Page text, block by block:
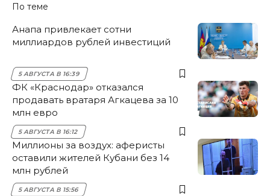
По теме
Анапа привлекает сотни
миллиардов рублей инвестиций
5 АВГУСТА В 16:39
ФК «Краснодар» отказался
продавать вратаря Агкацева за 10
млн евро
5 АВГУСТА В 16:12
Миллионы за воздух: аферисты
оставили жителей Кубани без 14
млн рублей
5 АВГУСТА В 15:56